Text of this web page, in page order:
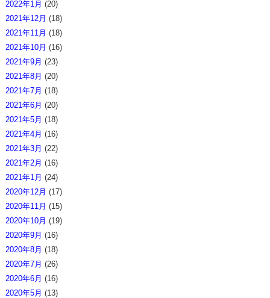
2022年1月 (20)
2021年12月 (18)
2021年11月 (18)
2021年10月 (16)
2021年9月 (23)
2021年8月 (20)
2021年7月 (18)
2021年6月 (20)
2021年5月 (18)
2021年4月 (16)
2021年3月 (22)
2021年2月 (16)
2021年1月 (24)
2020年12月 (17)
2020年11月 (15)
2020年10月 (19)
2020年9月 (16)
2020年8月 (18)
2020年7月 (26)
2020年6月 (16)
2020年5月 (13)